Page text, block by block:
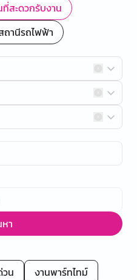
สะดวกรับงาน
ถานีรถไฟฟ้า
า
วน
งานพาร์ทไทม์